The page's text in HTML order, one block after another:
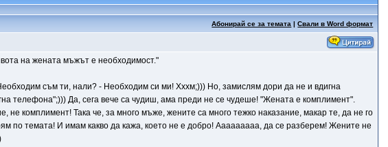
Абонирай се за темата |Свали в Word формат
на жената мъжът е необходимост."
съм ти, нали? - Необходим си ми! Хххм;))) Но, замислям дори да не и вдигна
телефона";))) Да, сега вече са чудиш, ама преди не се чудеше! "Жената е комплимент".
комплимент! Така че, за много мъже, жените са много тежко наказание, макар те, да не го
по темата! И имам какво да кажа, което не е добро! Ааааааааа, да се разберем! Жените не